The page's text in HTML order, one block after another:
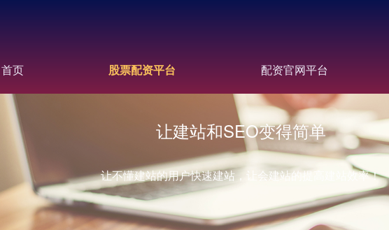
首页 股票配资平台 配资官网平台
让建站和SEO变得简单
让不懂建站的用户快速建站，让会建站的提高建站效率！